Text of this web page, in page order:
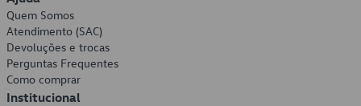
Quem Somos
Atendimento (SAC)
Devoluções e trocas
Perguntas Frequentes
Como comprar
Institucional